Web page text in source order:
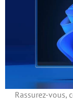
Rassurez-vous,